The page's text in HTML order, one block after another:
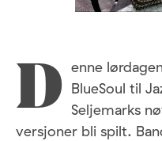
D enne
BlueSoul til
Seljemarks
versjoner bli spilt.